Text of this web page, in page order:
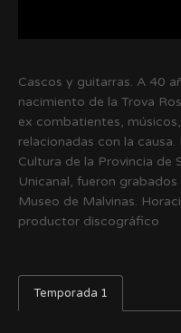
Cascos y guitarras. A 40
nacimiento de la Trova
ex combatientes,
relacionadas con la
Cultura de la Provincia de
Unicanal, fueron
Museo de Malvinas.
productor discográfico
Temporada 1